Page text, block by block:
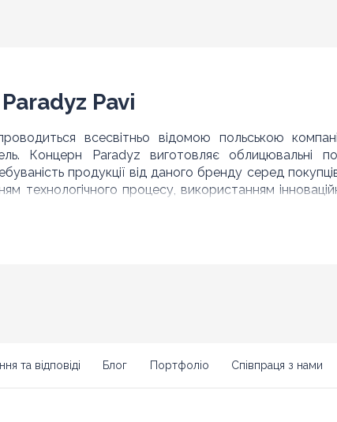
Pavi
всесвітньо відомою польською
Концерн Paradyz виготовляє облицювальні
продукції від даного бренду серед
технологічного процесу, використанням
підлоги Pavi Paradyz
та відповіді Блог Портфоліо Співпраця з нами